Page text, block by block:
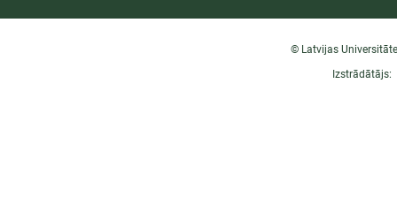
© Latvijas
Izstrādātājs: